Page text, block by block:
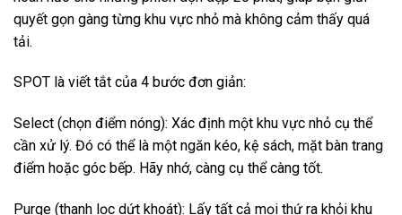
quyết gọn gàng từng khu vực nhỏ mà không cảm thấy quá
tải.
SPOT là viết tắt của 4 bước đơn giản:
Select (chọn điểm nóng): Xác định một khu vực nhỏ cụ thể
cần xử lý. Đó có thể là một ngăn kéo, kệ sách, mặt bàn trang
điểm hoặc góc bếp. Hãy nhớ, càng cụ thể càng tốt.
Purge (thanh lọc dứt khoát): Lấy tất cả mọi thứ ra khỏi khu